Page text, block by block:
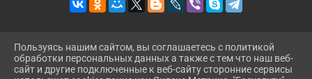
2026 Г. DINBIBL.RU
ВХОД
КАРТА САЙТА
Пользуясь нашим сайтом, вы соглашаетесь с политикой
обработки персональных данных а также с тем что наш веб-
сайт и другие подключенные к веб-сайту сторонние сервисы